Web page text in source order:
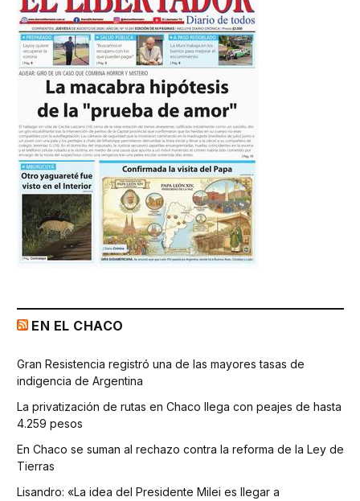
EN EL CHACO
Gran Resistencia registró una de las mayores tasas de
indigencia de Argentina
La privatización de rutas en Chaco llega con peajes de hasta
4.259 pesos
En Chaco se suman al rechazo contra la reforma de la Ley de
Tierras
Lisandro: «La idea del Presidente Milei es llegar a